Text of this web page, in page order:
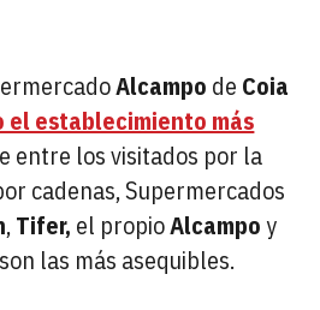
Alcampo de Coia
el establecimiento más
entre los visitados por la
cadenas, Supermercados
,Tifer, el propioAlcampoy
las más asequibles.